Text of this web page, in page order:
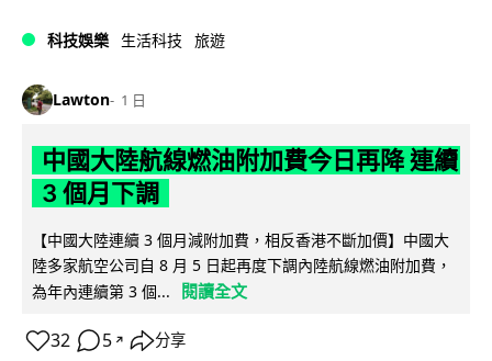
科技娛樂 生活科技 旅遊
Lawton 1 日
中國大陸航線燃油附加費今日再降 連續
3 個月下調
【中國大陸連續 3 個月減附加費，相反香港不斷加價】中國大
陸多家航空公司自 8 月 5 日起再度下調內陸航線燃油附加費，
為年內連續第 3 個...
閱讀全文
32 5 ↗ 分享